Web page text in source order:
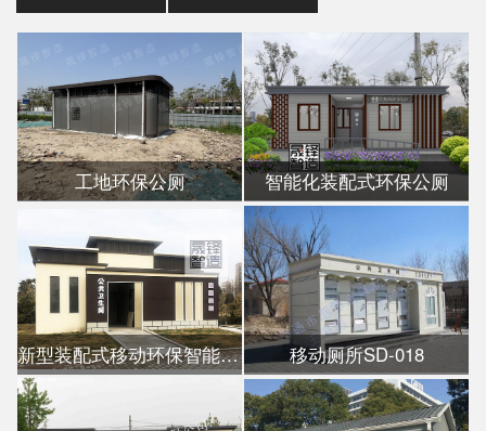
工地环保公厕 智能化装配式环保公厕
新型装配式移动环保智能公厕 移动厕所SD-018